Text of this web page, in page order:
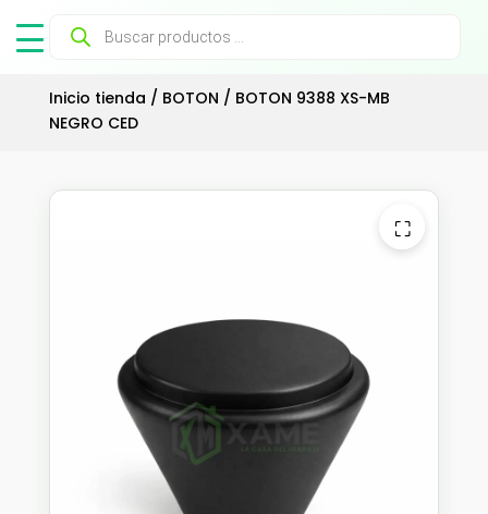
Búsqueda
productos
Inicio tienda / BOTON / BOTON 9388 XS-MB
NEGRO CED
⛶